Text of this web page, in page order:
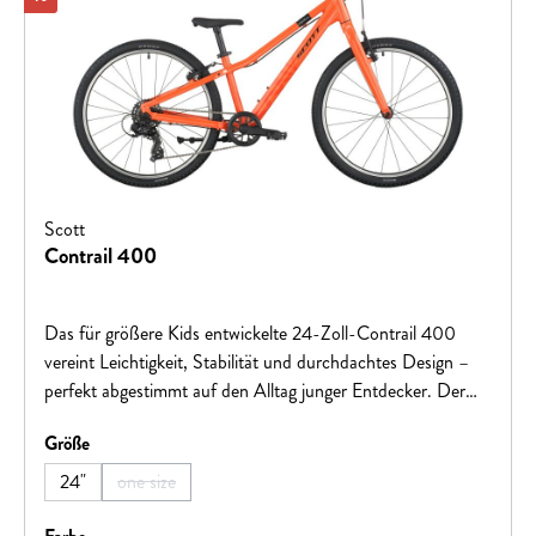
Scott
Contrail 400
Das für größere Kids entwickelte 24-Zoll-Contrail 400
vereint Leichtigkeit, Stabilität und durchdachtes Design –
perfekt abgestimmt auf den Alltag junger Entdecker. Der
robuste Bauweise auch kleine Abenteuer souverän
meistert.Ob morgens auf dem Weg zur Schule mit
Freunden, nachmittags beim Wettrennen durch die
Größeauswählen
24"
one size
(Diese Option ist zurzeit nicht verfügbar.)